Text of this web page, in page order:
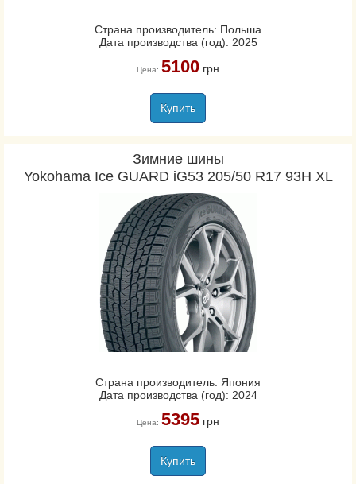
Страна производитель: Польша
Дата производства (год): 2025
Цена: 5100грн
Купить
Зимние шины
Yokohama Ice GUARD iG53 205/50 R17 93H XL
Страна производитель: Япония
Дата производства (год): 2024
Цена: 5395грн
Купить